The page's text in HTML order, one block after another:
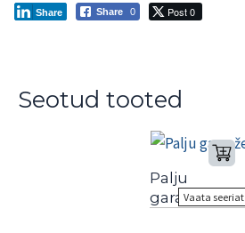
Share 0 Post 0
Share
Seotud tooted
Palju
garaažeVaata seeriat